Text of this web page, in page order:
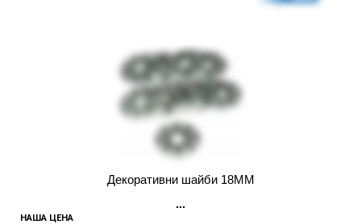
Декоративни шайби 18MM